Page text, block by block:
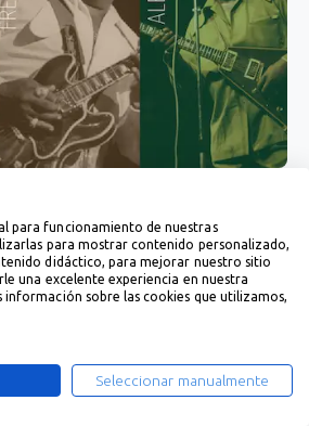
para funcionamiento de nuestras
para mostrar contenido personalizado,
didáctico, para mejorar nuestro sitio
una excelente experiencia en nuestra
información sobre las cookies que utilizamos,
Seleccionar manualmente